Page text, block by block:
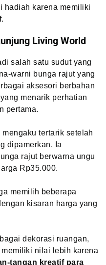
hadiah karena memiliki
Living World
salah satu sudut yang
warni bunga rajut yang
aksesori berbahan
menarik perhatian
pertama.
tertarik setelah
dipamerkan. Ia
rajut berwarna ungu
Rp35.000.
memilih beberapa
kisaran harga yang
dekorasi ruangan,
nilai lebih karena
tangan kreatif para